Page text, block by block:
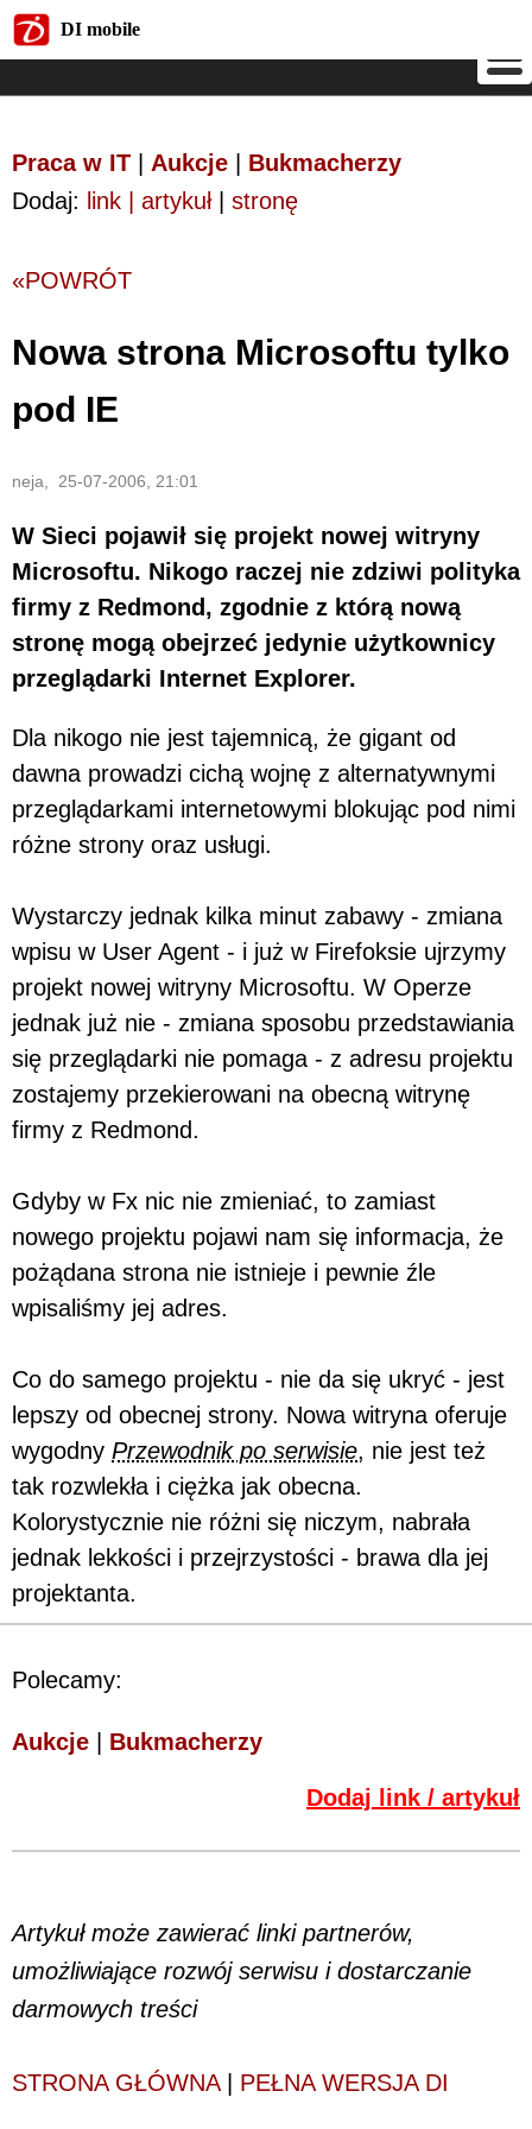
DI mobile
Praca w IT Aukcje
Bukmacherzy
Dodaj: link | artykuł| stronę
«POWRÓT
Nowa strona Microsoftu tylko
pod IE
neja, 25-07-2006, 21:01
W Sieci pojawił się projekt nowej witryny
Microsoftu. Nikogo raczej nie zdziwi polityka
firmy z Redmond, zgodnie z którą nową
stronę mogą obejrzeć jedynie użytkownicy
przeglądarki Internet Explorer.
Dla nikogo nie jest tajemnicą, że gigant od
dawna prowadzi cichą wojnę z alternatywnymi
przeglądarkami internetowymi blokując pod nimi
różne strony oraz usługi.
Wystarczy jednak kilka minut zabawy - zmiana
wpisu w User Agent - i już w Firefoksie ujrzymy
projekt nowej witryny Microsoftu. W Operze
jednak już nie - zmiana sposobu przedstawiania
się przeglądarki nie pomaga - z adresu projektu
zostajemy przekierowani na obecną witrynę
firmy z Redmond.
Gdyby w Fx nic nie zmieniać, to zamiast
nowego projektu pojawi nam się informacja, że
pożądana strona nie istnieje i pewnie źle
wpisaliśmy jej adres.
Co do samego projektu - nie da się ukryć - jest
lepszy od obecnej strony. Nowa witryna oferuje
wygodny Przewodnik po serwisie, nie jest też
tak rozwlekła i ciężka jak obecna.
Kolorystycznie nie różni się niczym, nabrała
jednak lekkości i przejrzystości - brawa dla jej
projektanta.
Polecamy:
Aukcje Bukmacherzy
Dodaj link / artykuł
Artykuł może zawierać linki partnerów,
umożliwiające rozwój serwisu i dostarczanie
darmowych treści
STRONA GŁÓWNA| PEŁNA WERSJA DI
DI mobile